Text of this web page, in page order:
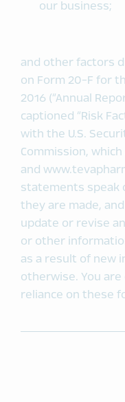
our business;
and other factors
on Form 20-F for
2016 (“Annual
captioned “Risk
with the U.S.
Commission,
and
statements speak
they are made,
update or revise
or other
as a result of new
otherwise. You
reliance on these